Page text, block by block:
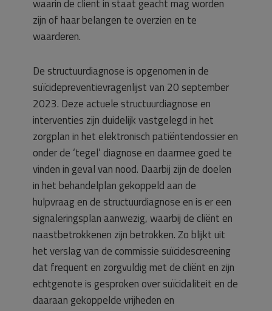
waarin de cliënt in staat geacht mag worden
zijn of haar belangen te overzien en te
waarderen.
De structuurdiagnose is opgenomen in de
suïcidepreventievragenlijst van 20 september
2023. Deze actuele structuurdiagnose en
interventies zijn duidelijk vastgelegd in het
zorgplan in het elektronisch patiëntendossier en
onder de ‘tegel’ diagnose en daarmee goed te
vinden in geval van nood. Daarbij zijn de doelen
in het behandelplan gekoppeld aan de
hulpvraag en de structuurdiagnose en is er een
signaleringsplan aanwezig, waarbij de cliënt en
naastbetrokkenen zijn betrokken. Zo blijkt uit
het verslag van de commissie suïcidescreening
dat frequent en zorgvuldig met de cliënt en zijn
echtgenote is gesproken over suïcidaliteit en de
daaraan gekoppelde vrijheden en